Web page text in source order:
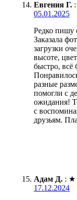
Евгения Г. :
05.01.2025
Редко пишу
Заказала
загрузки
высоте,
быстро, всё
разные
помогли с
ожидания!
с
друзьям.
Адам Д. : ★
17.12.2024